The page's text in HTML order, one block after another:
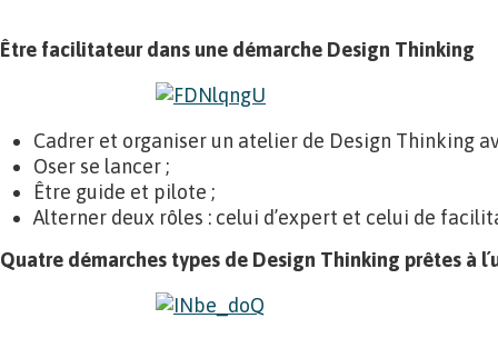
Être facilitateur dans une démarche Design Thinking
Cadrer et organiser un atelier de Design Thinking
Oser se lancer ;
Être guide et pilote ;
Alterner deux rôles : celui d’expert et celui de
Quatre démarches types de Design Thinking prêtes à